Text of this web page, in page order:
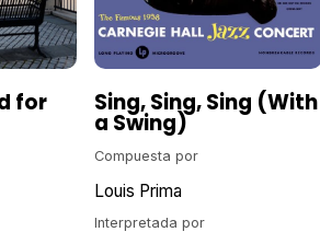
for Sing, Sing, Sing (With
a Swing)
Compuesta por
Louis Prima
Interpretada por